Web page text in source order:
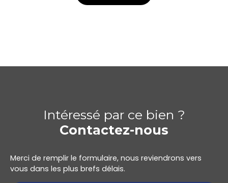
Intéressé par ce bien ?
Contactez-nous
Merci de remplir le formulaire, nous reviendrons vers
vous dans les plus brefs délais.